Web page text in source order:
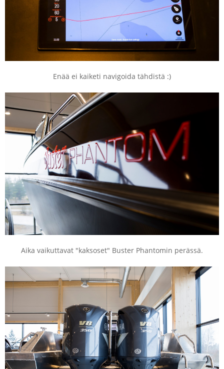
Enää ei kaiketi navigoida tähdistä :)
Aika vaikuttavat "kaksoset" Buster Phantomin perässä.